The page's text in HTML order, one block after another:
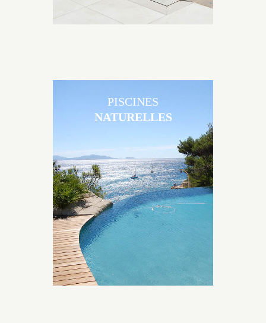
Les piscines en béton naturelles Jacques Brens sont
originales, elles s’intègrent parfaitement à leur
environnement grâce à un jeu de volume et de
matière sur-mesure conçu par notre bureau d’étude
spécialisé.
PISCINES
NATURELLES